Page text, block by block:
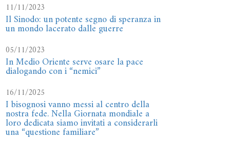
11/11/2023
Il Sinodo: un potente segno di speranza in
un mondo lacerato dalle guerre
05/11/2023
In Medio Oriente serve osare la pace
dialogando con i “nemici”
16/11/2025
I bisognosi vanno messi al centro della
nostra fede. Nella Giornata mondiale a
loro dedicata siamo invitati a considerarli
una “questione familiare”